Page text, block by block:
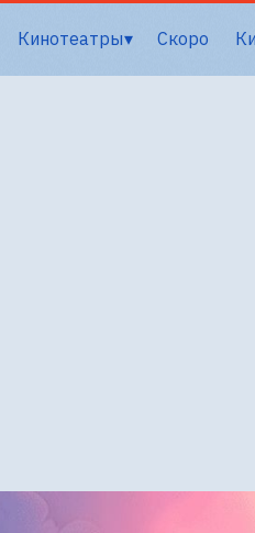
Кинотеатры Скоро